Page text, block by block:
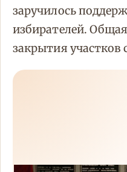
заручилось
избирателей.
закрытия участков